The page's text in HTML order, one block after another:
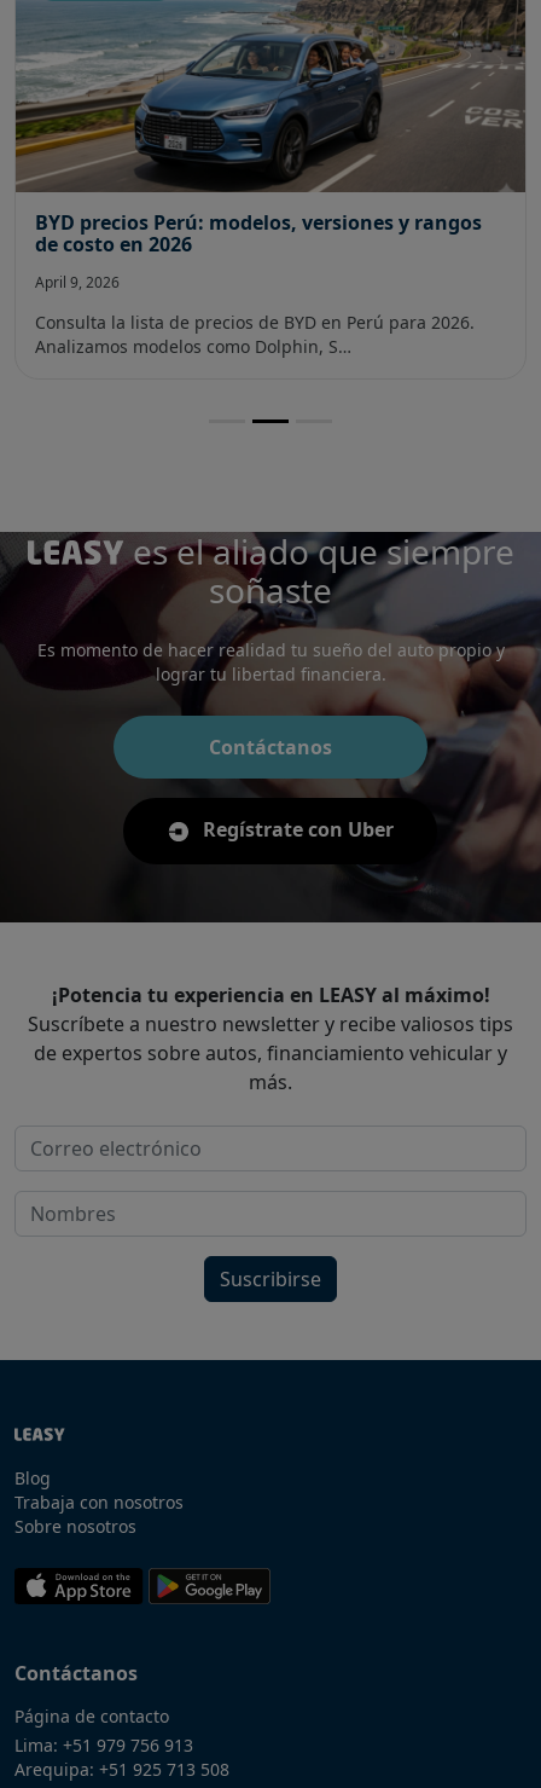
BYD precios Perú: modelos, versiones y rangos
de costo en 2026
April 9, 2026
Consulta la lista de precios de BYD en Perú para 2026.
Analizamos modelos como Dolphin, S…
es el aliado que siempre
soñaste
Es momento de hacer realidad tu sueño del auto propio y
lograr tu libertad financiera.
Contáctanos
Regístrate con Uber
¡Potencia tu experiencia en LEASY al máximo!
Suscríbete a nuestro newsletter y recibe valiosos tips
de expertos sobre autos, financiamiento vehicular y
más.
Suscribirse
Blog
Trabaja con nosotros
Sobre nosotros
Contáctanos
Página de contacto
Lima: +51 979 756 913
Arequipa: +51 925 713 508